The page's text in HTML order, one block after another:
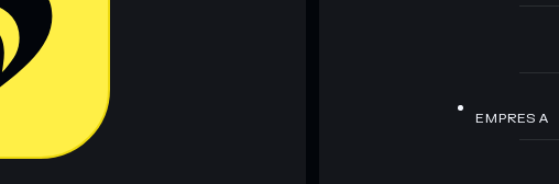
EMPRESA